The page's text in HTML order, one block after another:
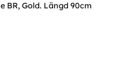
BR, Gold. Längd 90cm